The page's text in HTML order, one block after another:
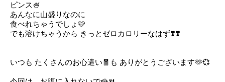
ピンス🍧
あんなに山盛りなのに
食べれちゃうでしょ🩷
でも溶けちゃうから きっとゼロカロリーなはず❣️❣️
いつも たくさんのお心遣い🧧も ありがとうございます‎🫶️💞